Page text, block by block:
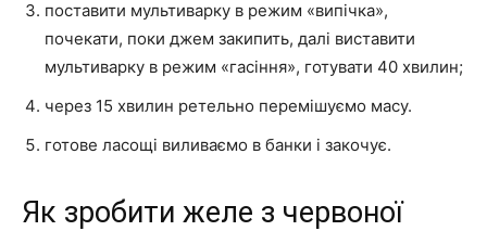
поставити мультиварку в режим «випічка»,
почекати, поки джем закипить, далі виставити
мультиварку в режим «гасіння», готувати 40 хвилин;
через 15 хвилин ретельно перемішуємо масу.
готове ласощі виливаємо в банки і закочує.
Як зробити желе з червоної